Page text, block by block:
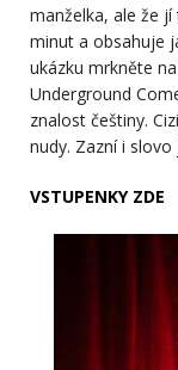
manželka, ale že
minut a obsahuje
ukázku mrkněte
Underground
znalost češtiny.
nudy. Zazní i
VSTUPENKY ZDE